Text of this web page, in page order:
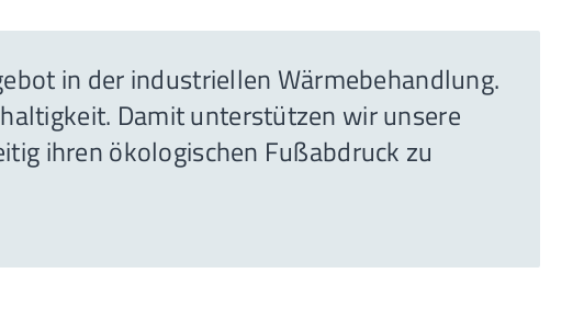
in der industriellen Wärmebehandlung.
Damit unterstützen wir unsere
ihren ökologischen Fußabdruck zu